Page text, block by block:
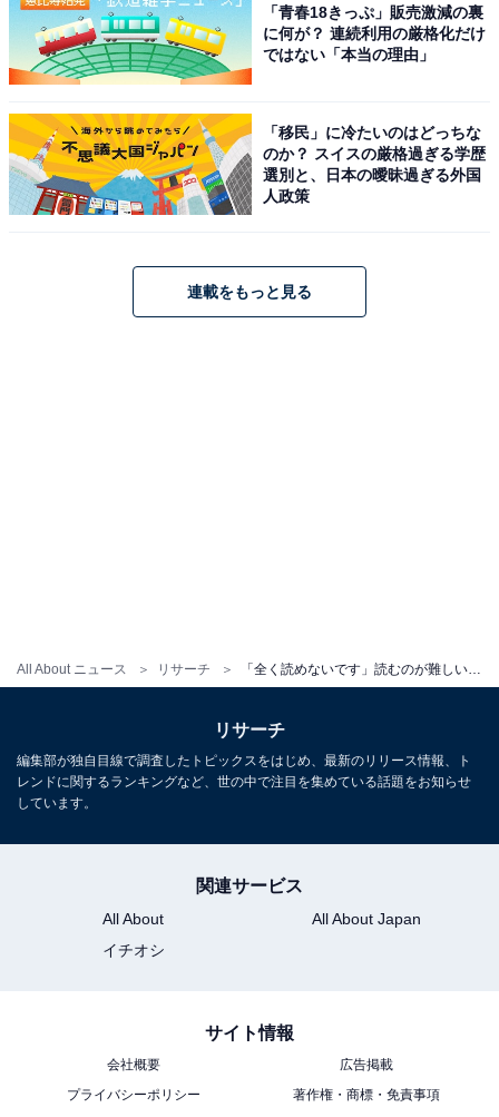
All About ニュース リサーチ 「全く読めないです」読むのが難しい“小田急小田原線の駅”ランキング1位は？【2026年調査】
「青春18きっぷ」販売激減の裏
に何が？ 連続利用の厳格化だけ
ではない「本当の理由」
「移民」に冷たいのはどっちな
のか？ スイスの厳格過ぎる学歴
選別と、日本の曖昧過ぎる外国
人政策
連載をもっと見る
リサーチ
編集部が独自目線で調査したトピックスをはじめ、最新のリリース情報、ト
レンドに関するランキングなど、世の中で注目を集めている話題をお知らせ
しています。
関連サービス
All About
All About Japan
イチオシ
サイト情報
会社概要
広告掲載
プライバシーポリシー
著作権・商標・免責事項